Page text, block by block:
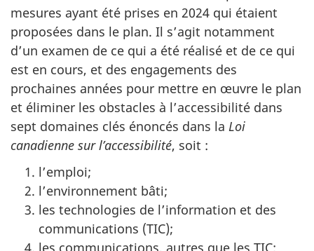
mesures ayant été prises en 2024 qui étaient
proposées dans le plan. Il s’agit notamment
d’un examen de ce qui a été réalisé et de ce qui
est en cours, et des engagements des
prochaines années pour mettre en œuvre le plan
et éliminer les obstacles à l’accessibilité dans
sept domaines clés énoncés dans la Loi
canadienne sur l’accessibilité, soit :
l’emploi;
l’environnement bâti;
les technologies de l’information et des
communications (TIC);